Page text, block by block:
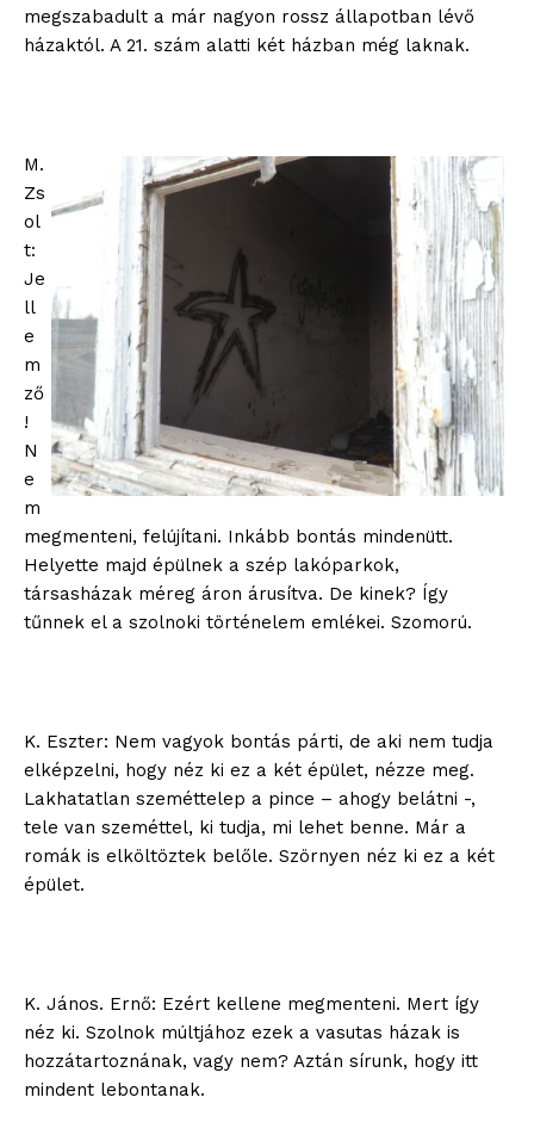
megszabadult a már nagyon rossz állapotban lévő
házaktól. A 21. szám alatti két házban még laknak.
M.
Zs
ol
t:
Je
ll
e
m
ző
!
N
e
m
megmenteni, felújítani. Inkább bontás mindenütt.
Helyette majd épülnek a szép lakóparkok,
társasházak méreg áron árusítva. De kinek? Így
tűnnek el a szolnoki történelem emlékei. Szomorú.
K. Eszter: Nem vagyok bontás párti, de aki nem tudja
elképzelni, hogy néz ki ez a két épület, nézze meg.
Lakhatatlan szeméttelep a pince – ahogy belátni -,
tele van szeméttel, ki tudja, mi lehet benne. Már a
romák is elköltöztek belőle. Szörnyen néz ki ez a két
épület.
K. János. Ernő: Ezért kellene megmenteni. Mert így
néz ki. Szolnok múltjához ezek a vasutas házak is
hozzátartoznának, vagy nem? Aztán sírunk, hogy itt
mindent lebontanak.